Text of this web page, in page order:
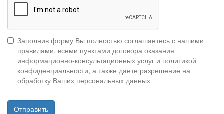
Заполнив форму Вы полностью соглашаетесь с нашими
правилами, всеми пунктами договора оказания
информационно-консультационных услуг и политикой
конфиденциальности, а также даете разрешение на
обработку Ваших персональных данных
Отправить